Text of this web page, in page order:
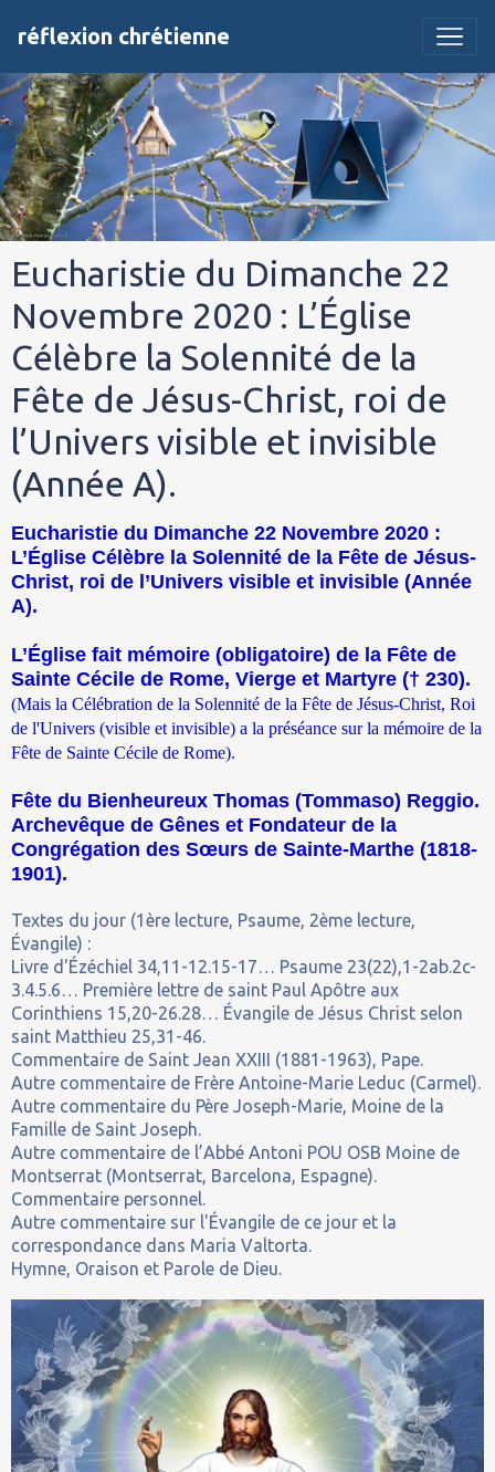
réflexion chrétienne
Eucharistie du Dimanche 22
Novembre 2020 : L’Église
Célèbre la Solennité de la
Fête de Jésus-Christ, roi de
l’Univers visible et invisible
(Année A).
Eucharistie du Dimanche 22 Novembre 2020 :
L’Église Célèbre la Solennité de la Fête de Jésus-
Christ, roi de l’Univers visible et invisible (Année
A).
L’Église fait mémoire (obligatoire) de la Fête de
Sainte Cécile de Rome, Vierge et Martyre († 230).
(Mais la Célébration de la Solennité de la Fête de Jésus-Christ, Roi
de l'Univers (visible et invisible) a la préséance sur la mémoire de la
Fête de Sainte Cécile de Rome).
Fête du Bienheureux Thomas (Tommaso) Reggio.
Archevêque de Gênes et Fondateur de la
Congrégation des Sœurs de Sainte-Marthe (1818-
1901).
Textes du jour (1ère lecture, Psaume, 2ème lecture,
Évangile) :
Livre d'Ézéchiel 34,11-12.15-17… Psaume 23(22),1-2ab.2c-
3.4.5.6… Première lettre de saint Paul Apôtre aux
Corinthiens 15,20-26.28… Évangile de Jésus Christ selon
saint Matthieu 25,31-46.
Commentaire de Saint Jean XXIII (1881-1963), Pape.
Autre commentaire de Frère Antoine-Marie Leduc (Carmel).
Autre commentaire du Père Joseph-Marie, Moine de la
Famille de Saint Joseph.
Autre commentaire de l’Abbé Antoni POU OSB Moine de
Montserrat (Montserrat, Barcelona, Espagne).
Commentaire personnel.
Autre commentaire sur l'Évangile de ce jour et la
correspondance dans Maria Valtorta.
Hymne, Oraison et Parole de Dieu.